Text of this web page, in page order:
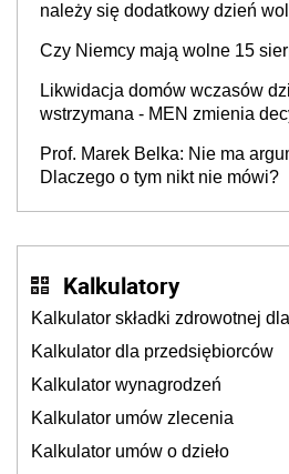
należy się dodatkowy dzień
Czy Niemcy mają wolne 15
Likwidacja domów wczasów
wstrzymana - MEN zmienia
Prof. Marek Belka: Nie ma
Dlaczego o tym nikt nie mówi?
Kalkulatory
Kalkulator składki zdrowotnej
Kalkulator dla przedsiębiorców
Kalkulator wynagrodzeń
Kalkulator umów zlecenia
Kalkulator umów o dzieło